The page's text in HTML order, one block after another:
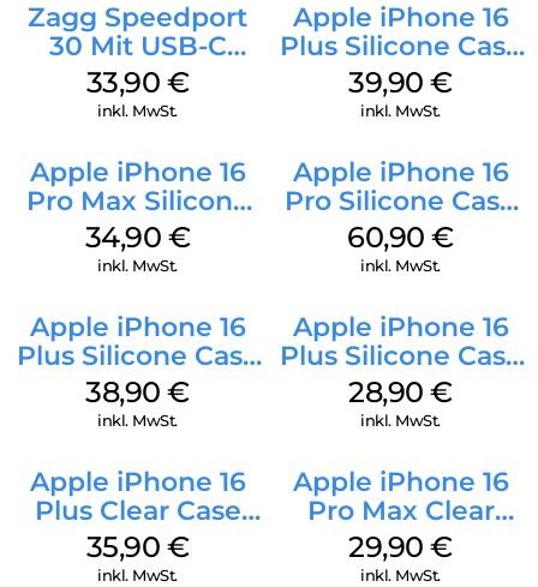
Zagg Speedport
30 Mit USB-C
Kabel Weiß
33,90 €
inkl. MwSt.
Apple iPhone 16
Plus Silicone Case
MagSafe Plum
39,90€
inkl. MwSt.
Apple iPhone 16
Pro Max Silicone
Case MagSafe
Denim
34,90 €
inkl. MwSt.
Apple iPhone 16
Pro Silicone Case
MagSafe Stone
Gray
60,90€
inkl. MwSt.
Apple iPhone 16
Plus Silicone Case
MagSafe Denim
38,90€
inkl. MwSt.
Apple iPhone 16
Plus Silicone Case
MagSafe Black
28,90€
inkl. MwSt.
Apple iPhone 16
Plus Clear Case
MagSafe
Transparent
35,90 €
inkl. MwSt.
Apple iPhone 16
Pro Max Clear
Case MagSafe
Transparent
29,90€
inkl. MwSt.